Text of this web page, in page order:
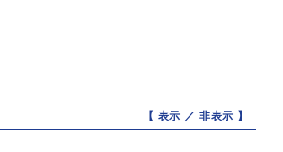
【 表示 ／ 非表示 】